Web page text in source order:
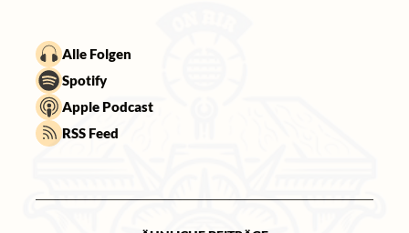
Alle Folgen
Spotify
Apple Podcast
RSS Feed